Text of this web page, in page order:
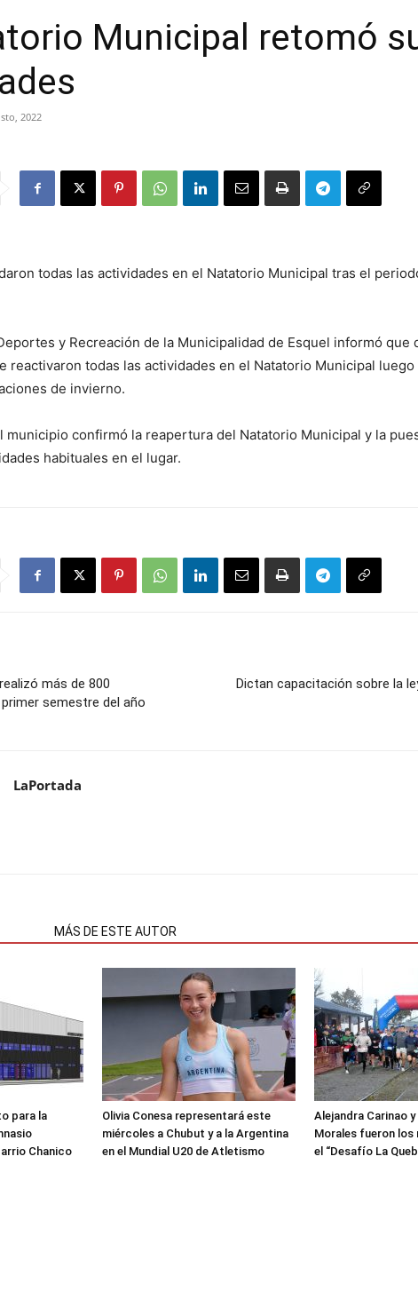
Municipal retomó
2022
todas las actividades en el Natatorio Municipal tras el
y Recreación de la Municipalidad de Esquel informó que
reactivaron todas las actividades en el Natatorio Municipal
de invierno.
municipio confirmó la reapertura del Natatorio Municipal y la
habituales en el lugar.
más de 800
semestre del año
Dictan capacitación sobre la
LaPortada
MÁS DE ESTE AUTOR
para la
Chanico
Olivia Conesa representará este
miércoles a Chubut y a la Argentina
en el Mundial U20 de Atletismo
Alejandra Carinao
Morales fueron los
el “Desafío La